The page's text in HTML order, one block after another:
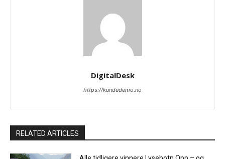
DigitalDesk
https://kundedemo.no
RELATED ARTICLES